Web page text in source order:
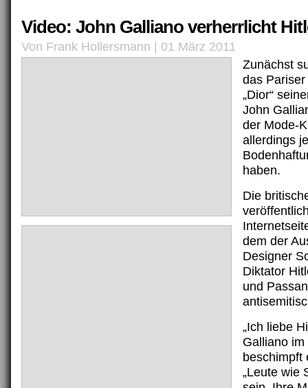
Video: John Galliano verherrlicht
Von Frank Hollersmann | 01 März 2011
Zunächst
das
„Dior“
John
der Mode-
allerdings
haben.
Die
dem der
Designer
Diktator
und
„Ich liebe
Galliano im
beschimpft
„Leute wie